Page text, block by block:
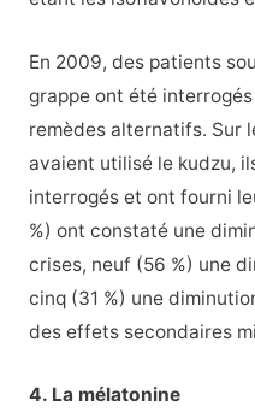
En 2009, des patients
grappe ont été
remèdes alternatifs. Sur
avaient utilisé le kudzu,
interrogés et ont fourni
%) ont constaté une
crises, neuf (56 %) une
cinq (31 %) une
des effets secondaires
4. La mélatonine